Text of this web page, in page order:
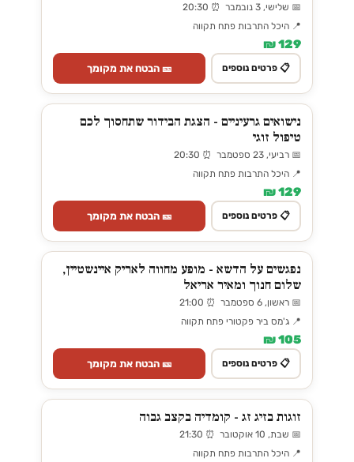
📅 שלישי, 3 נובמבר ⏰ 20:30
📍 היכל התרבות פתח תקווה
129 ₪
📋 פרטים נוספים 🎫 הבטח את מקומך
נישואים גרעיניים - הצגת הבידור שתחסוך לכם
טיפול זוגי
📅 רביעי, 23 ספטמבר ⏰ 20:30
📍 היכל התרבות פתח תקווה
129 ₪
📋 פרטים נוספים 🎫 הבטח את מקומך
נפגשים על הדשא - מופע מחווה לאריק איינשטיין,
שלום חנוך ומאיר אריאל
📅 ראשון, 6 ספטמבר ⏰ 21:00
📍 ג'מס ביר פקטורי פתח תקווה
105 ₪
📋 פרטים נוספים 🎫 הבטח את מקומך
זוגות בזיג זג - קומדיה בקצב גבוה
📅 שבת, 10 אוקטובר ⏰ 21:30
📍 היכל התרבות פתח תקווה